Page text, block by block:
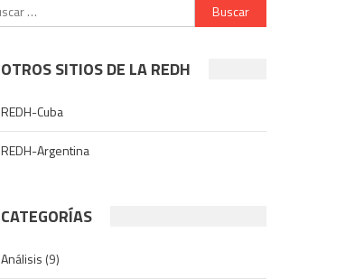
Buscar:
OTROS SITIOS DE LA REDH
REDH-Cuba
REDH-Argentina
CATEGORÍAS
Análisis (9)